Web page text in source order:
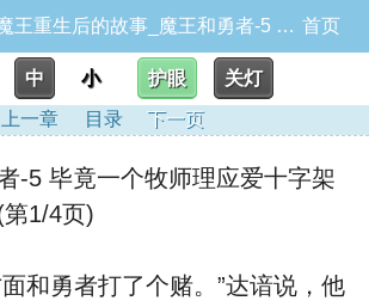
【h/c】一个魔王重生后的故事_魔王和勇者-5 毕竟一个牧师理应爱十字架上或下的任何 首页
中 小 护眼
关灯
上一章
目录 下一页
毕竟一个牧师理应爱十字架
第1/4页)
和勇者打了个赌。”达谙说，他